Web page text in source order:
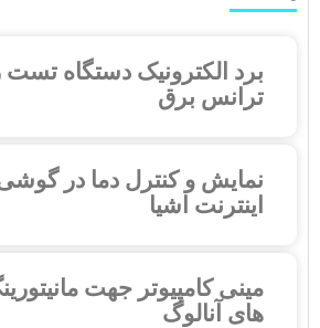
برد الکترونیک دستگاه
ترانس برق
نمایش و کنترل دما در
اینترنت اشیا
مینی کامپیوتر جهت
های آنالوگ